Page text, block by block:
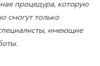
процедура, которую
смогут только
имеющие